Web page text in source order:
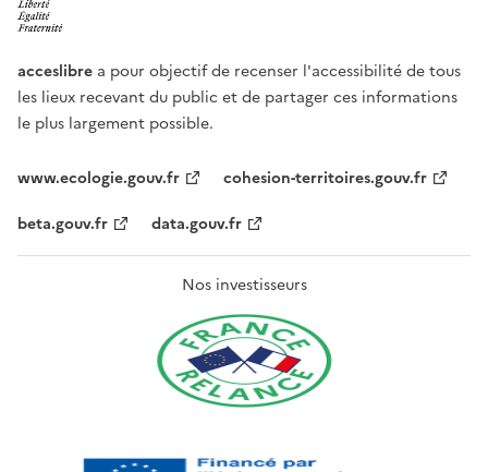
acceslibre a pour objectif de recenser l'accessibilité de tous
les lieux recevant du public et de partager ces informations
le plus largement possible.
www.ecologie.gouv.fr
cohesion-territoires.gouv.fr
beta.gouv.fr
data.gouv.fr
Nos investisseurs